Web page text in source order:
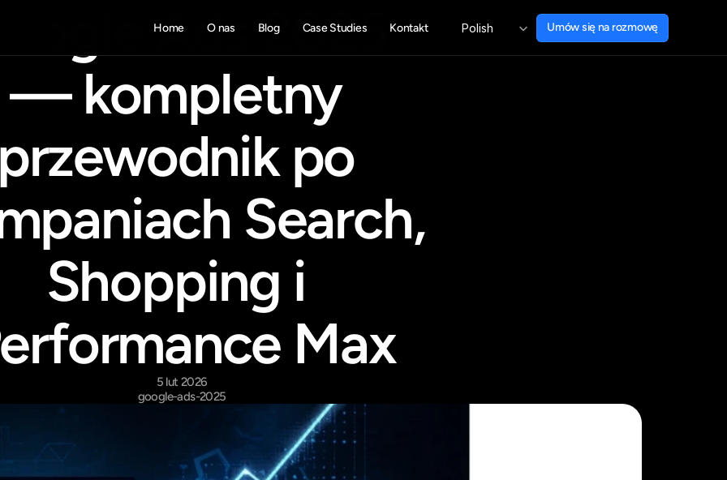
Home O nas Blog Case Studies Kontakt Polish
Umów się na rozmowę
Umów się na rozmowę
Ads 2025
— kompletny
po
Search,
Shopping i
Max
5 lut 2026
google-ads-2025